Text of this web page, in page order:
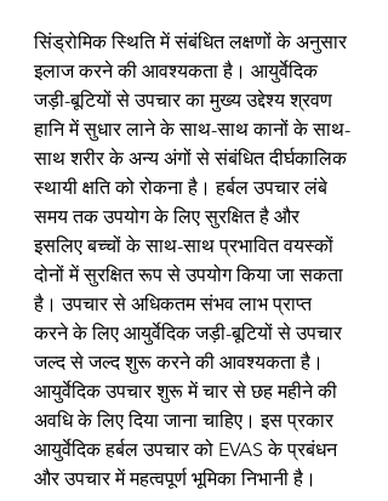
सिंड्रोमिक स्थिति में संबंधित लक्षणों के अनुसार
इलाज करने की आवश्यकता है। आयुर्वेदिक
जड़ी-बूटियों से उपचार का मुख्य उद्देश्य श्रवण
हानि में सुधार लाने के साथ-साथ कानों के साथ-
साथ शरीर के अन्य अंगों से संबंधित दीर्घकालिक
स्थायी क्षति को रोकना है। हर्बल उपचार लंबे
समय तक उपयोग के लिए सुरक्षित है और
इसलिए बच्चों के साथ-साथ प्रभावित वयस्कों
दोनों में सुरक्षित रूप से उपयोग किया जा सकता
है। उपचार से अधिकतम संभव लाभ प्राप्त
करने के लिए आयुर्वेदिक जड़ी-बूटियों से उपचार
जल्द से जल्द शुरू करने की आवश्यकता है।
आयुर्वेदिक उपचार शुरू में चार से छह महीने की
अवधि के लिए दिया जाना चाहिए। इस प्रकार
आयुर्वेदिक हर्बल उपचार को EVAS के प्रबंधन
और उपचार में महत्वपूर्ण भूमिका निभानी है।